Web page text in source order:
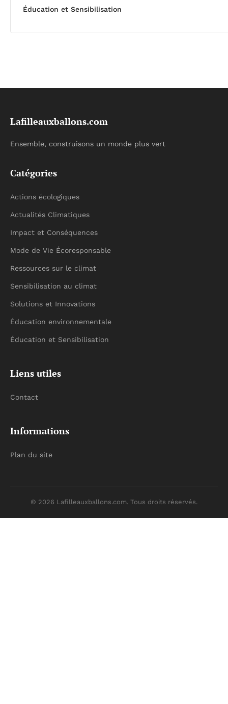
Éducation et Sensibilisation
Lafilleauxballons.com
Ensemble, construisons un monde plus vert
Catégories
Actions écologiques
Actualités Climatiques
Impact et Conséquences
Mode de Vie Écoresponsable
Ressources sur le climat
Sensibilisation au climat
Solutions et Innovations
Éducation environnementale
Éducation et Sensibilisation
Liens utiles
Contact
Informations
Plan du site
© 2026 Lafilleauxballons.com. Tous droits réservés.